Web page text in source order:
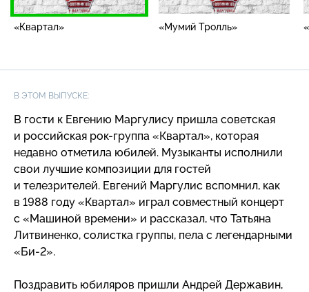
«Квартал» «Мумий Тролль»
В ЭТОМ ВЫПУСКЕ:
В гости к Евгению Маргулису пришла советская
и российская рок-группа «Квартал», которая
недавно отметила юбилей. Музыканты исполнили
свои лучшие композиции для гостей
и телезрителей. Евгений Маргулис вспомнил, как
в 1988 году «Квартал» играл совместный концерт
с «Машиной времени» и рассказал, что Татьяна
Литвиненко, солистка группы, пела с легендарными
«Би-2».
Поздравить юбиляров пришли Андрей Державин,